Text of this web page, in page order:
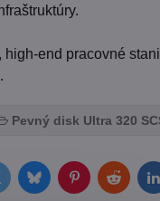
end pracovné
Pevný disk Ultra 320
BlueskyPinterestReddit